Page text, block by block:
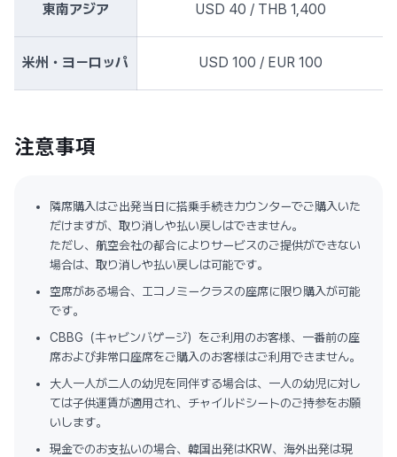
東南アジア USD 40 / THB 1,400
米州・ヨーロッパ USD 100 / EUR 100
注意事項
隣席購入はご出発当日に搭乗手続きカウンターでご購入いた
だけますが、取り消しや払い戻しはできません。
ただし、航空会社の都合によりサービスのご提供ができない
場合は、取り消しや払い戻しは可能です。
空席がある場合、エコノミークラスの座席に限り購入が可能
です。​
CBBG（キャビンバゲージ）をご利用のお客様、一番前の座
席および非常口座席をご購入のお客様はご利用できません。
大人一人が二人の幼児を同伴する場合は、一人の幼児に対し
ては子供運賃が適用され、チャイルドシートのご持参をお願
いします。
現金でのお支払いの場合、韓国出発はKRW、海外出発は現